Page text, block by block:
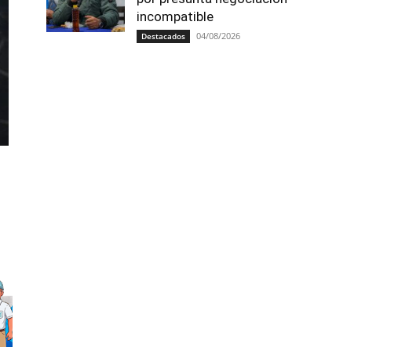
incompatible
Destacados 04/08/2026